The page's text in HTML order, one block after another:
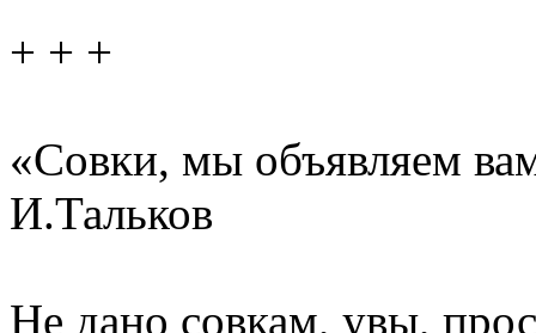
+ + +
«Совки, мы объявляем
И.Тальков
Не дано совкам, увы,